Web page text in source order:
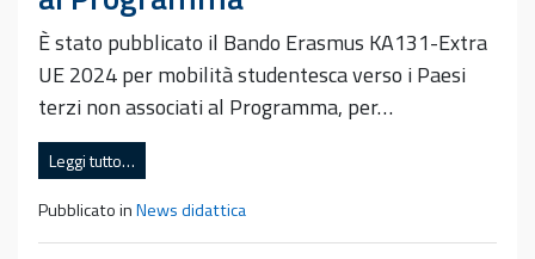
È stato pubblicato il Bando Erasmus KA131-Extra
UE 2024 per mobilità studentesca verso i Paesi
terzi non associati al Programma, per…
Leggi tutto…
Pubblicato inNews didattica